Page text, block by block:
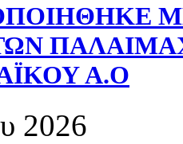
Α.Ο
2026